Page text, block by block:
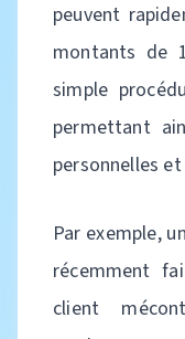
peuvent
montants de
simple
permettant
personnelles
Par exemple,
récemment
client